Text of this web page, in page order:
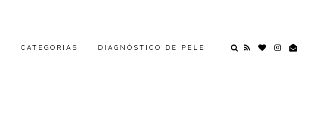
CATEGORIAS DIAGNÓSTICO DE PELE